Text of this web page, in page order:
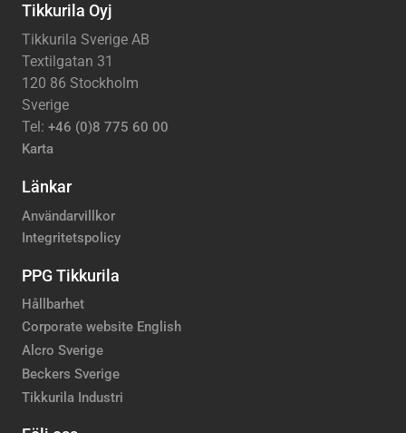
Tikkurila Oyj
Tikkurila Sverige AB
Textilgatan 31
120 86 Stockholm
Sverige
Tel: +46 (0)8 775 60 00
Karta
Länkar
Användarvillkor
Integritetspolicy
PPG Tikkurila
Hållbarhet
Corporate website English
Alcro Sverige
Beckers Sverige
Tikkurila Industri